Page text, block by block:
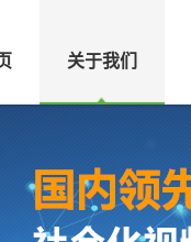
关于我们